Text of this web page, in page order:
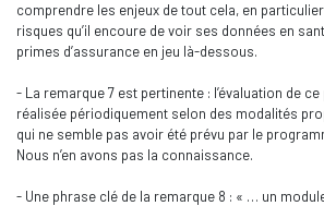
comprendre les enjeux de tout cela, en
risques qu’il encoure de voir ses données en
primes d’assurance en jeu là-dessous.
- La remarque 7 est pertinente : l’évaluation de
réalisée périodiquement selon des modalités
qui ne semble pas avoir été prévu par le
Nous n’en avons pas la connaissance.
- Une phrase clé de la remarque 8 : « … un